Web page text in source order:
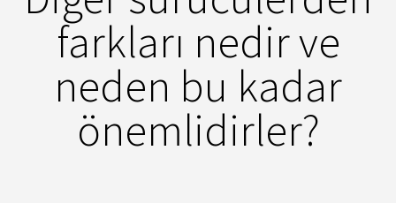
farkları nedir ve
neden bu kadar
önemlidirler?